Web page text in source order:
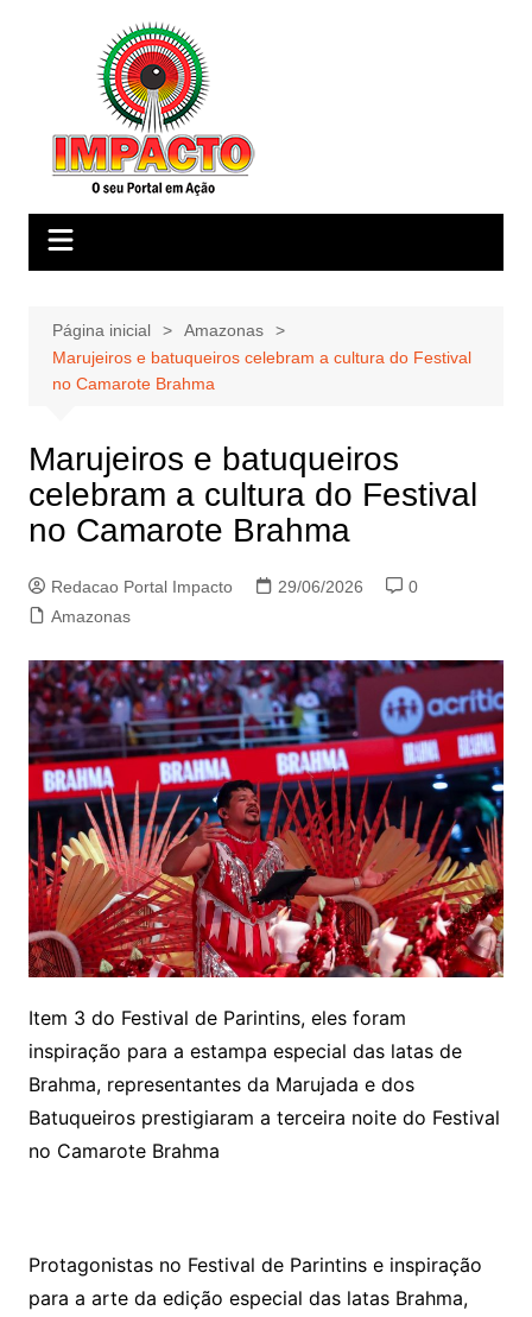
Página inicial
Amazonas
Marujeiros e batuqueiros celebram a cultura do Festival
no Camarote Brahma
Marujeiros e batuqueiros
celebram a cultura do Festival
no Camarote Brahma
Redacao Portal Impacto 29/06/2026
0
Amazonas
Item 3 do Festival de Parintins, eles foram
inspiração para a estampa especial das latas de
Brahma, representantes da Marujada e dos
Batuqueiros prestigiaram a terceira noite do Festival
no Camarote Brahma
Protagonistas no Festival de Parintins e inspiração
para a arte da edição especial das latas Brahma,